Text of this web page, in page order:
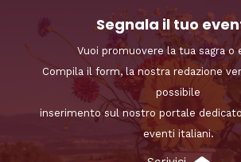
Segnala il tuo
Vuoi promuovere la tua sagra o
Compila il form, la nostra redazione
possibile
inserimento sul nostro portale
eventi italiani.